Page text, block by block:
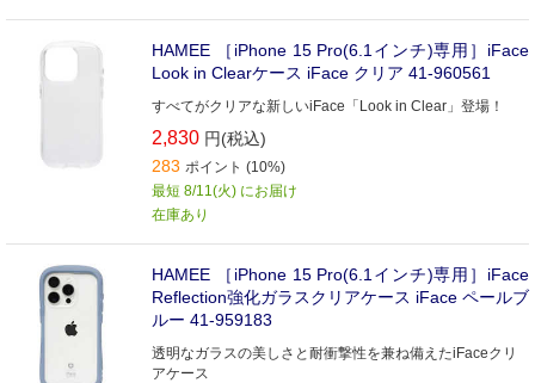
HAMEE ［iPhone 15 Pro(6.1インチ)専用］iFace
Look in Clearケース iFace クリア 41-960561
すべてがクリアな新しいiFace「Look in Clear」登場！
2,830 円(税込)
283 ポイント (10%)
最短 8/11(火) にお届け
在庫あり
HAMEE ［iPhone 15 Pro(6.1インチ)専用］iFace
Reflection強化ガラスクリアケース iFace ペールブ
ルー 41-959183
透明なガラスの美しさと耐衝撃性を兼ね備えたiFaceクリ
アケース